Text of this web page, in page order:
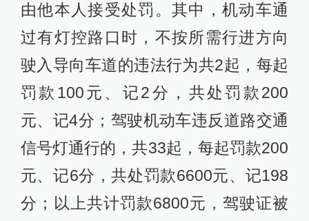
由他本人接受处罚。其中，机动车通
过有灯控路口时，不按所需行进方向
驶入导向车道的违法行为共2起，每起
罚款100元、记2分，共处罚款200
元、记4分；驾驶机动车违反道路交通
信号灯通行的，共33起，每起罚款200
元、记6分，共处罚款6600元、记198
分；以上共计罚款6800元，驾驶证被